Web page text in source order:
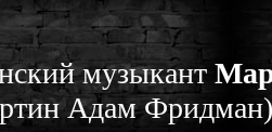
музыкант
Адам Фридман)